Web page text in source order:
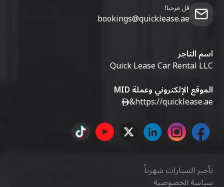
قل مرحبا!
bookings@quicklease.ae
اسم التاجر
Quick Lease Car Rental LLC
الموقع الإلكتروني وعملة MID
https://quicklease.ae
&
تأجير السيارات شهرياً
سياسة الخصوصية